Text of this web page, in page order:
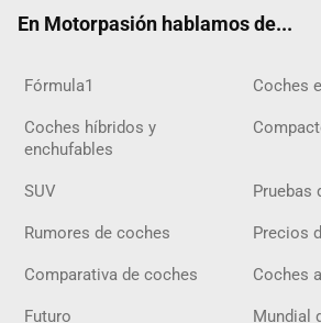
En Motorpasión hablamos de...
Fórmula1 Coches
Coches híbridos y
enchufables
SUV Pruebas
Rumores de coches Precios
Comparativa de coches Coches
Futuro Mundial